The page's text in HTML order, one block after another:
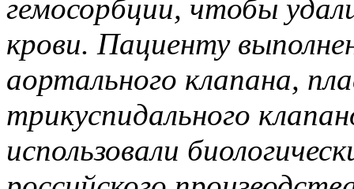
гемосорбции, чтобы
крови. Пациенту
аортального клапана,
трикуспидального
использовали